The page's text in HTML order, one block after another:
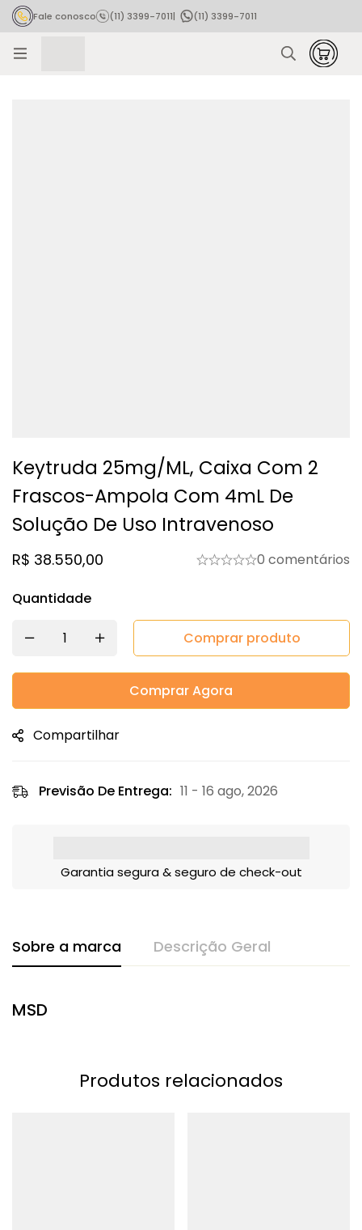
Fale conosco (11) 3399-7011|
(11) 3399-7011
Keytruda 25mg/mL, Caixa Com 2
Frascos-Ampola Com 4mL De
Solução De Uso Intravenoso
R$ 38.550,00 0 comentários
Quantidade
Comprar produto
Comprar Agora
Compartilhar
Previsão De Entrega: 11 - 16 ago, 2026
Garantia segura & seguro de check-out
Sobre a marca Descrição Geral
MSD
Produtos relacionados